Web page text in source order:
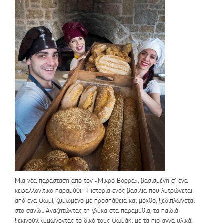
Μια νέα παράσταση από τον «Μικρό Βορρά», βασισμένη σ’ ένα
κεφαλλονίτικο παραμύθι. Η ιστορία ενός βασιλιά που λυτρώνεται
από ένα ψωμί, ζυμωμένο με προσπάθεια και μόχθο, ξεδιπλώνεται
στο σανίδι. Αναζητώντας τη γλύκα στα παραμύθια, τα παιδιά
ξεκινούν, ζυμώνοντας το δικό τους ψωμάκι με τα πιο αγνά υλικά.